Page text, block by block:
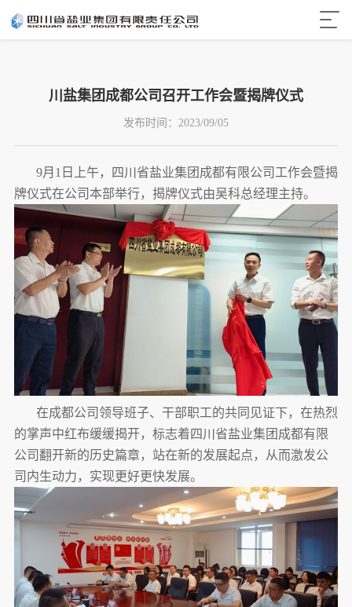
川盐集团成都公司召开工作会暨揭牌仪式
发布时间： 2023/09/05
9月1日上午，四川省盐业集团成都有限公司工作会暨揭
牌仪式在公司本部举行，揭牌仪式由吴科总经理主持。
在成都公司领导班子、干部职工的共同见证下，在热烈
的掌声中红布缓缓揭开，标志着四川省盐业集团成都有限
公司翻开新的历史篇章，站在新的发展起点，从而激发公
司内生动力，实现更好更快发展。